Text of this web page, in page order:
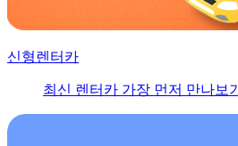
신형렌터카
최신 렌터카 가장 먼저 만나보기